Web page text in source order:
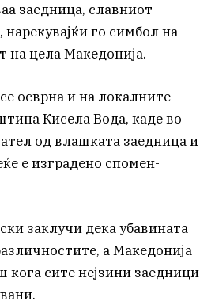
заедница, славниот
нарекувајќи го симбол на
на цела Македонија.
осврна и на локалните
Кисела Вода, каде во
од влашката заедница и
е изградено спомен-
заклучи дека убавината
а Македонија
кога сите нејзини заедници